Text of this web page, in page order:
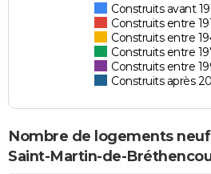
Construits avant
Construits entre
Construits entre
Construits entre
Construits entre
Construits après
Nombre de logements
Saint-Martin-de-